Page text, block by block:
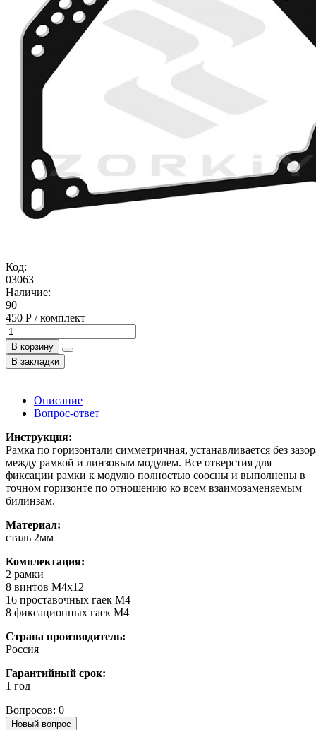
Код:
03063
Наличие:
90
450 Р / комплект
В корзину
В закладки
Описание
Вопрос-ответ
Инструкция:
Рамка по горизонтали симметричная, устанавливается без
между рамкой и линзовым модулем. Все отверстия для
фиксации рамки к модулю полностью соосны и выполнены в
точном горизонте по отношению ко всем взаимозаменяемым
билинзам.
Материал:
сталь 2мм
Комплектация:
2 рамки
8 винтов M4x12
16 проставочных гаек М4
8 фиксационных гаек M4
Страна производитель:
Россия
Гарантийный срок:
1 год
Вопросов: 0
Новый вопрос